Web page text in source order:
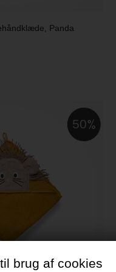
brug af cookies
Panda
50